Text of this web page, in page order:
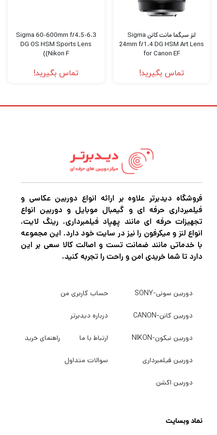
طراحی اپتیکال مجموعه ای از عناصر پراکندگی کم
با از بین بردن انحرافات مختلف، حاشیه های رنگی
و اعوجاج به دستیابی به وضوح و وضوح بالا کمک
می کند. یک پوشش چندلایه فوق العاده نیز
کنتراست و دقت رنگ کنترل می کند. این 50 تا
همراه با فوکوس داخلی و طراحی زوم بهره می‌برد تا
عملکرد فوکوس خودکار سریع، بی‌صدا و دقیق را
اگر در حرفه عکاسی و فیلمبرداری مشغول به
فعالیت هستید قطعاً برای این که بتوانید عکس
های حرفه ای و بی نظیر خلق کنید و بهترین نوع
اگر میخواهید بهترین دوربین عکاسی و
فیلمبرداری، پهپاد فیلمبرداری، گیمبال
دوربین،گیمبال موبایل و هر نوع تجهیزات آتلیه را
سربزنید.
لنز سیگما مانت کانن Sigma
24mm f/1.4 DG HSM Art Lens
for Canon EF
تماس بگیرید!
Sigma 60-600mm f/4.5-6.3
DG OS HSM Sports Lens
(Nikon F)
تماس بگیرید!
فروشگاه دیدبرتر علاوه بر ارائه انواع دوربین عکاسی و
فیلمبرداری حرفه ای و گیمبال موبایل و دوربین انواع
تجهیزات حرفه ای مانند پهپاد فیلمبرداری، رینگ لایت،
انواع لنز و میکرفون را نیز در سایت خود دارد. این مجموعه
با خدماتی مانند ضمانت تست و اصالت کالا سعی بر این
دارد تا شما خریدی امن و راحت را تجربه کنید.
دوربین سونی-SONY
دوربین کانن-CANON
دوربین نیکون-NIKON
دوربین فیلمبرداری
دوربین اکشن
حساب کاربری من
درباره دیدبرتر
ارتباط با ما راهنمای خرید
سوالات متداول
نماد وبسایت